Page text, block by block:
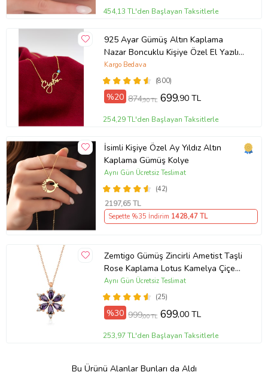
454,13 TL'den Başlayan Taksitlerle
925 Ayar Gümüş Altın Kaplama
Nazar Boncuklu Kişiye Özel El Yazılı
Kolye (Sarı)
(800)
Kargo Bedava
%20 874,90 TL 699,90 TL
254,29 TL'den Başlayan Taksitlerle
İsimli Kişiye Özel Ay Yıldız Altın
Kaplama Gümüş Kolye
(42)
Aynı Gün Ücretsiz Teslimat
2197,65 TL
Sepette %35 İndirim 1428,47 TL
Zemtigo Gümüş Zincirli Ametist Taşli
Rose Kaplama Lotus Kamelya Çiçeği
Kolye
(25)
Aynı Gün Ücretsiz Teslimat
%30 999,00 TL 699,00 TL
253,97 TL'den Başlayan Taksitlerle
Bu Ürünü Alanlar Bunları da Aldı